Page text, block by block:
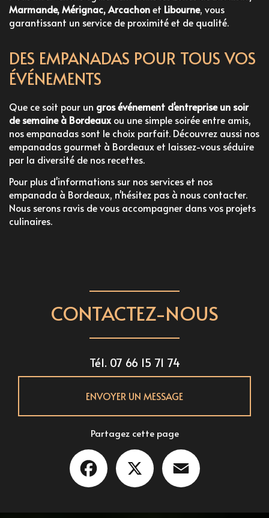
Marmande, Mérignac, Arcachonet Libourne, vous
garantissant un service de proximité et de qualité.
DES EMPANADAS POUR TOUS VOS
ÉVÉNEMENTS
Que ce soit pour un gros événement d'entreprise un soir
de semaine à Bordeaux ou une simple soirée entre amis,
nos empanadas sont le choix parfait. Découvrez aussi nos
empanadas gourmet à Bordeaux et laissez-vous séduire
par la diversité de nos recettes.
Pour plus d'informations sur nos services et nos
empanada à Bordeaux, n'hésitez pas à nous contacter.
Nous serons ravis de vous accompagner dans vos projets
culinaires.
CONTACTEZ-NOUS
Tél. 07 66 15 71 74
ENVOYER UN MESSAGE
Partagez cette page
Facebook